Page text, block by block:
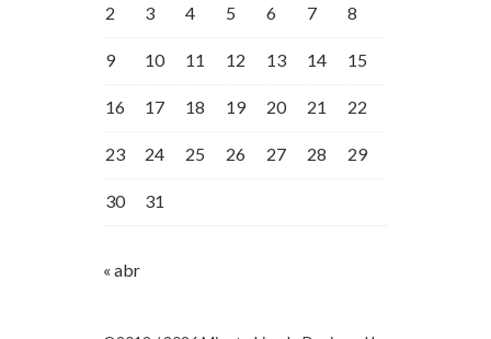
2 3 4 5 6 7 8
9 10 11 12 13 14 15
16 17 18 19 20 21 22
23 24 25 26 27 28 29
30 31
« abr